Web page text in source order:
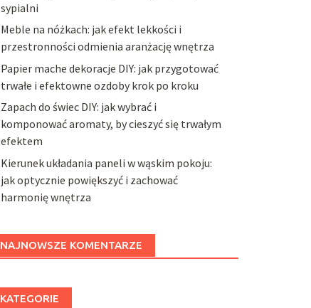
sypialni
Meble na nóżkach: jak efekt lekkości i
przestronności odmienia aranżację wnętrza
Papier mache dekoracje DIY: jak przygotować
trwałe i efektowne ozdoby krok po kroku
Zapach do świec DIY: jak wybrać i
komponować aromaty, by cieszyć się trwałym
efektem
Kierunek układania paneli w wąskim pokoju:
jak optycznie powiększyć i zachować
harmonię wnętrza
NAJNOWSZE KOMENTARZE
KATEGORIE